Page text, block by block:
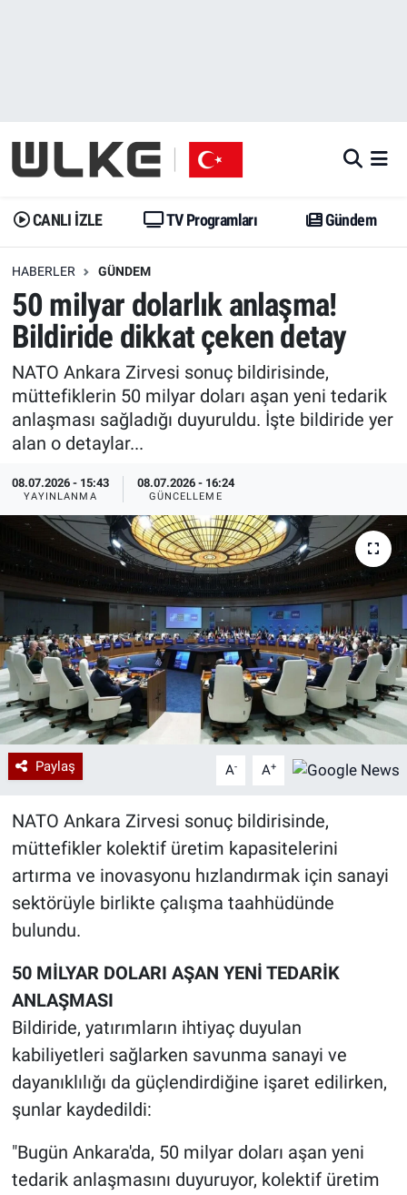
CANLI İZLE TV Programları Gündem
HABERLER GÜNDEM
50 milyar dolarlık anlaşma!
Bildiride dikkat çeken detay
NATO Ankara Zirvesi sonuç bildirisinde,
müttefiklerin 50 milyar doları aşan yeni tedarik
anlaşması sağladığı duyuruldu. İşte bildiride yer
alan o detaylar...
08.07.2026 - 15:43
YAYINLANMA
08.07.2026 - 16:24
GÜNCELLEME
Paylaş A- A+
NATO Ankara Zirvesi sonuç bildirisinde,
müttefikler kolektif üretim kapasitelerini
artırma ve inovasyonu hızlandırmak için sanayi
sektörüyle birlikte çalışma taahhüdünde
bulundu.
50 MİLYAR DOLARI AŞAN YENİ TEDARİK
ANLAŞMASI
Bildiride, yatırımların ihtiyaç duyulan
kabiliyetleri sağlarken savunma sanayi ve
dayanıklılığı da güçlendirdiğine işaret edilirken,
şunlar kaydedildi:
"Bugün Ankara'da, 50 milyar doları aşan yeni
tedarik anlaşmasını duyuruyor, kolektif üretim
Gündem
Dünya
Erişim Bilgileri
Ekonomi
Trend
Özel Haberler
Yazarlar
Gündem
Trend
Erişim Bilgileri
Spor
Ekonomi
Dünya
Medya
Özel Haberler
Kadın
Erişim Bilgileri
Sağlık
Teknoloji
Ramazan
İstanbul Namaz Vakitleri
Trafik Durumu
Erişim Bilgileri
Tüm Manşetler
Son Dakika Haberleri
Haber Arşivi